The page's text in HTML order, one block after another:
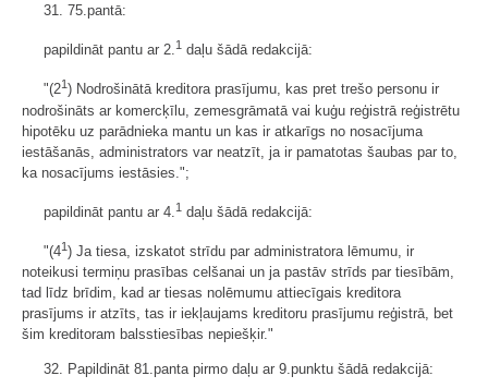
31. 75.pantā:
papildināt pantu ar 2.1 daļu šādā redakcijā:
"(21 ) Nodrošinātā kreditora prasījumu, kas pret trešo personu ir
nodrošināts ar komercķīlu, zemesgrāmatā vai kuģu reģistrā reģistrētu
hipotēku uz parādnieka mantu un kas ir atkarīgs no nosacījuma
iestāšanās, administrators var neatzīt, ja ir pamatotas šaubas par to,
ka nosacījums iestāsies.";
papildināt pantu ar 4. 1 daļu šādā redakcijā:
"(41) Ja tiesa, izskatot strīdu par administratora lēmumu, ir
noteikusi termiņu prasības celšanai un ja pastāv strīds par tiesībām,
tad līdz brīdim, kad ar tiesas nolēmumu attiecīgais kreditora
prasījums ir atzīts, tas ir iekļaujams kreditoru prasījumu reģistrā, bet
šim kreditoram balsstiesības nepiešķir."
32. Papildināt 81.panta pirmo daļu ar 9.punktu šādā redakcijā: